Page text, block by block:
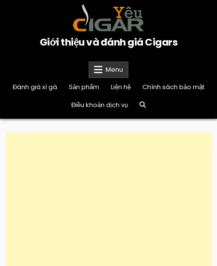
Giới thiệu và đánh giá Cigars
Menu
Đánh giá xì gà
Sản phẩm Liện hệ
Chính sách bảo mật
Điều khoản dịch vụ